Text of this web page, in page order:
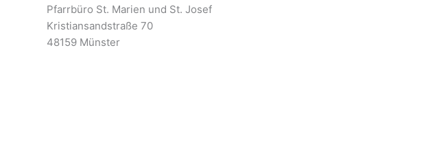
Pfarrbüro St. Marien und St. Josef
Kristiansandstraße 70
48159 Münster